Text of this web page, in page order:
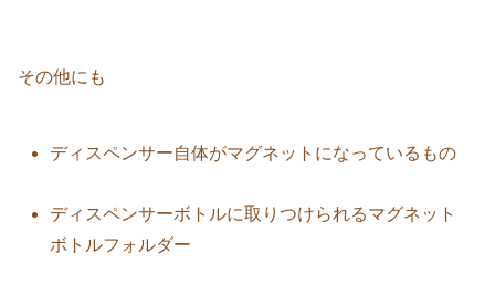
その他にも
ディスペンサー自体がマグネットになっているもの
ディスペンサーボトルに取りつけられるマグネット
ボトルフォルダー